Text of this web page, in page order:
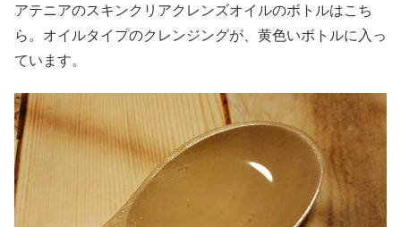
アテニアのスキンクリアクレンズオイルのボトルはこち
ら。オイルタイプのクレンジングが、黄色いボトルに入っ
ています。